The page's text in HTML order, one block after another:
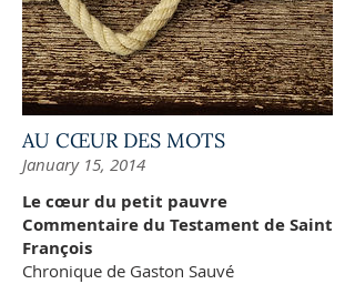
AU CŒUR DES MOTS
January 15, 2014
Le cœur du petit pauvre
Commentaire du Testament de Saint
François
Chronique de Gaston Sauvé